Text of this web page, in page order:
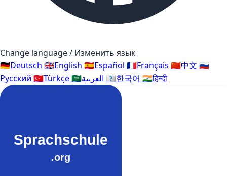
Change language / Изменить язык
🇩🇪Deutsch 🇬🇧English 🇪🇸Español 🇫🇷Français 🇨🇳中文 🇷🇺
Русский 🇹🇷Türkçe🇸🇦 🇰🇷한국어 🇮🇳हिन्दी